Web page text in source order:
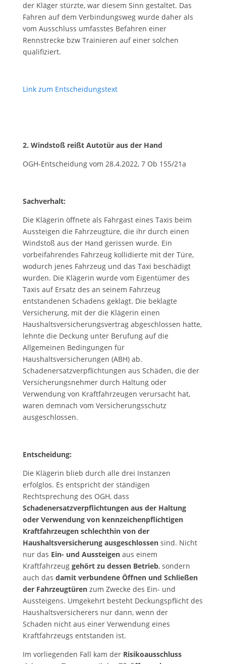
der Kläger stürzte, war diesem Sinn gestaltet. Das
Fahren auf dem Verbindungsweg wurde daher als
vom Ausschluss umfasstes Befahren einer
Rennstrecke bzw Trainieren auf einer solchen
qualifiziert.
Link zum Entscheidungstext
2. Windstoß reißt Autotür aus der Hand
OGH-Entscheidung vom 28.4.2022, 7 Ob 155/21a
Sachverhalt:
Die Klägerin öffnete als Fahrgast eines Taxis beim
Aussteigen die Fahrzeugtüre, die ihr durch einen
Windstoß aus der Hand gerissen wurde. Ein
vorbeifahrendes Fahrzeug kollidierte mit der Türe,
wodurch jenes Fahrzeug und das Taxi beschädigt
wurden. Die Klägerin wurde vom Eigentümer des
Taxis auf Ersatz des an seinem Fahrzeug
entstandenen Schadens geklagt. Die beklagte
Versicherung, mit der die Klägerin einen
Haushaltsversicherungsvertrag abgeschlossen hatte,
lehnte die Deckung unter Berufung auf die
Allgemeinen Bedingungen für
Haushaltsversicherungen (ABH) ab.
Schadenersatzverpflichtungen aus Schäden, die der
Versicherungsnehmer durch Haltung oder
Verwendung von Kraftfahrzeugen verursacht hat,
waren demnach vom Versicherungsschutz
ausgeschlossen.
Entscheidung:
Die Klägerin blieb durch alle drei Instanzen
erfolglos. Es entspricht der ständigen
Rechtsprechung des OGH, dass
Schadenersatzverpflichtungen aus der Haltung
oder Verwendung von kennzeichenpflichtigen
Kraftfahrzeugen schlechthin von der
Haushaltsversicherung ausgeschlossensind. Nicht
nur das Ein- und Aussteigenaus einem
Kraftfahrzeug gehört zu dessen Betrieb, sondern
auch das damit verbundene Öffnen und Schließen
der Fahrzeugtürenzum Zwecke des Ein- und
Aussteigens. Umgekehrt besteht Deckungspflicht des
Haushaltsversicherers nur dann, wenn der
Schaden nicht aus einer Verwendung eines
Kraftfahrzeugs entstanden ist.
Im vorliegenden Fall kam der Risikoausschluss